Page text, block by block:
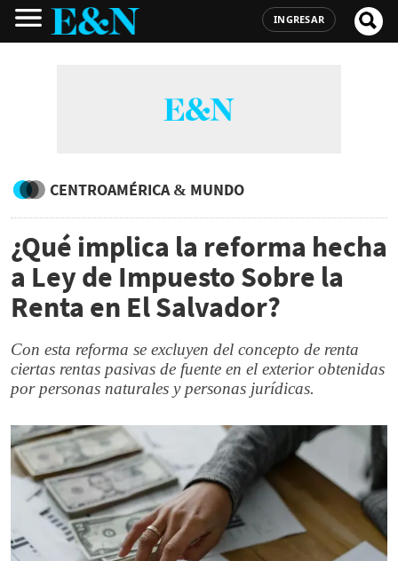
INGRESAR
CENTROAMÉRICA & MUNDO
¿Qué implica la reforma hecha
a Ley de Impuesto Sobre la
Renta en El Salvador?
Con esta reforma se excluyen del concepto de renta
ciertas rentas pasivas de fuente en el exterior obtenidas
por personas naturales y personas jurídicas.